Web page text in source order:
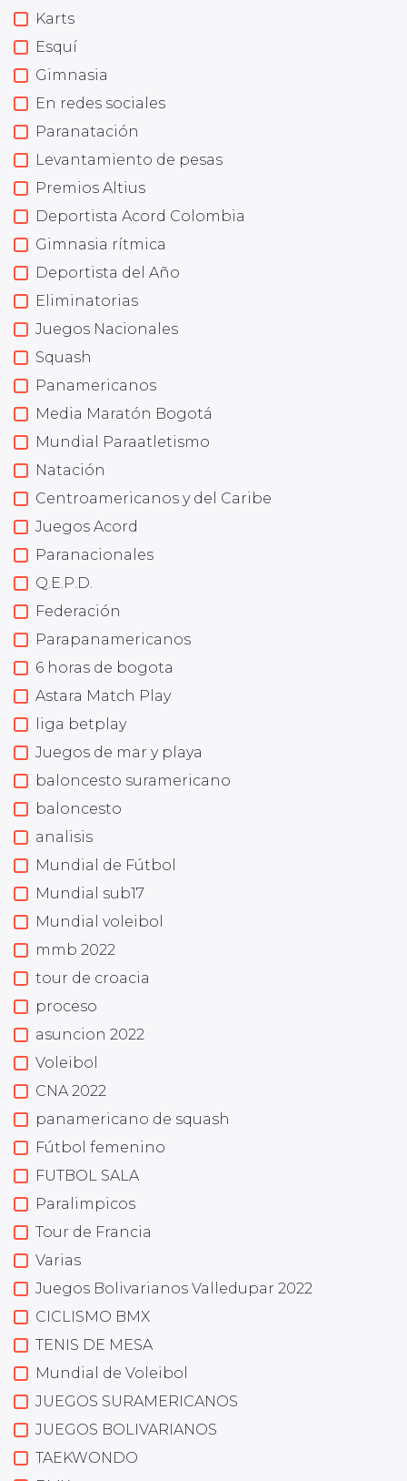
Karts
Esquí
Gimnasia
En redes sociales
Paranatación
Levantamiento de pesas
Premios Altius
Deportista Acord Colombia
Gimnasia rítmica
Deportista del Año
Eliminatorias
Juegos Nacionales
Squash
Panamericanos
Media Maratón Bogotá
Mundial Paraatletismo
Natación
Centroamericanos y del Caribe
Juegos Acord
Paranacionales
Q.E.P.D.
Federación
Parapanamericanos
6 horas de bogota
Astara Match Play
liga betplay
Juegos de mar y playa
baloncesto suramericano
baloncesto
analisis
Mundial de Fútbol
Mundial sub17
Mundial voleibol
mmb 2022
tour de croacia
proceso
asuncion 2022
Voleibol
CNA 2022
panamericano de squash
Fútbol femenino
FUTBOL SALA
Paralimpicos
Tour de Francia
Varias
Juegos Bolivarianos Valledupar 2022
CICLISMO BMX
TENIS DE MESA
Mundial de Voleibol
JUEGOS SURAMERICANOS
JUEGOS BOLIVARIANOS
TAEKWONDO